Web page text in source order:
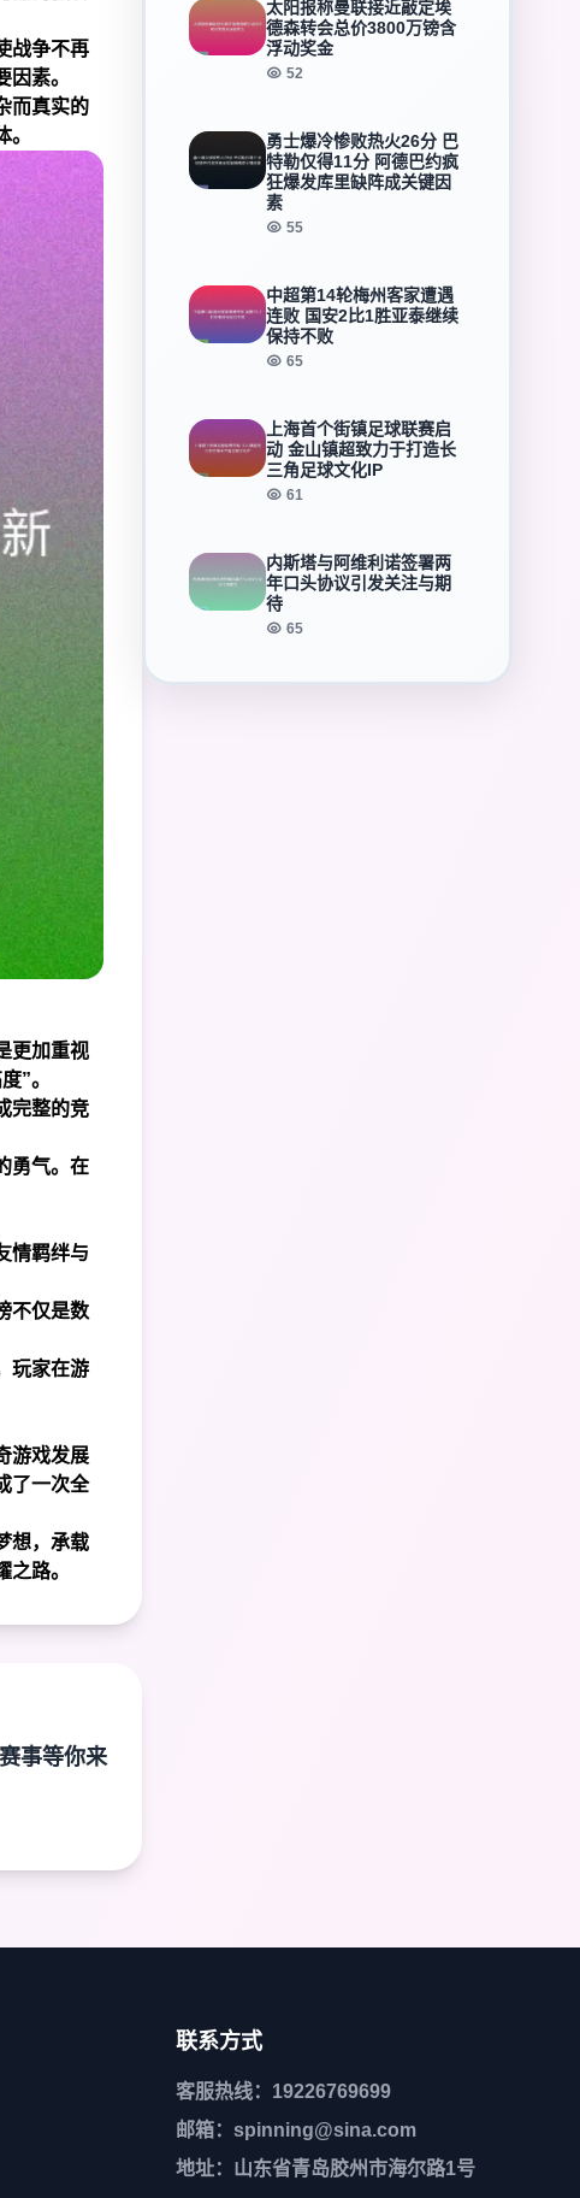
战争不再
素。
而真实的
更加重视
”。
完整的竞
勇气。在
情羁绊与
不仅是数
玩家在游
游戏发展
了一次全
想，承载
路。
事等你来
太阳报称曼联接近敲定埃
德森转会总价3800万镑含
浮动奖金
52
勇士爆冷惨败热火26分 巴
特勒仅得11分 阿德巴约疯
狂爆发库里缺阵成关键因
素
55
中超第14轮梅州客家遭遇
连败 国安2比1胜亚泰继续
保持不败
65
上海首个街镇足球联赛启
动 金山镇超致力于打造长
三角足球文化IP
61
内斯塔与阿维利诺签署两
年口头协议引发关注与期
待
65
联系方式
客服热线：19226769699
邮箱：spinning@sina.com
地址：山东省青岛胶州市海尔路1号